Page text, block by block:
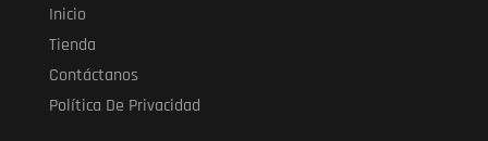
Inicio
Tienda
Contáctanos
Política De Privacidad